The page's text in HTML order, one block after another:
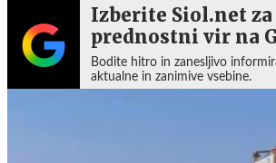
Izberite Siol.net za
prednostni vir na
Bodite hitro in zanesljivo
aktualne in zanimive vsebine.